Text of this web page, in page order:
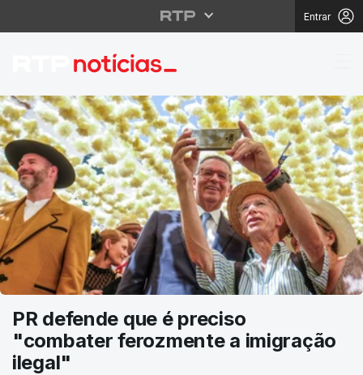
Entrar
RTP Notícias
PR defende que é preciso
"combater ferozmente a imigração
ilegal"